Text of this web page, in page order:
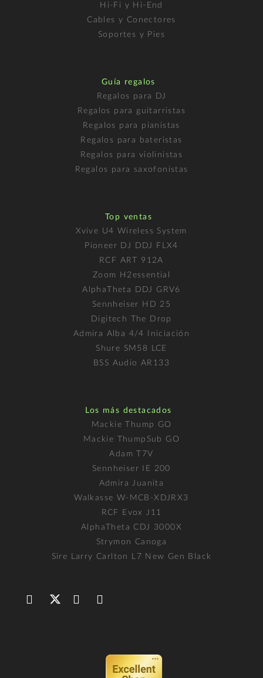
Hi-Fi y Hi-End
Cables y Conectores
Soportes y Pies
Guía regalos
Regalos para DJ
Regalos para guitarristas
Regalos para pianistas
Regalos para bateristas
Regalos para violinistas
Regalos para saxofonistas
Top ventas
Xvive U4 Wireless System
Pioneer DJ DDJ FLX4
RCF ART 912A
Zoom H2essential
AlphaTheta DDJ GRV6
Sennheiser HD 25
Digitech The Drop
Admira Alba 4/4 Iniciación
Shure SM58 LCE
BSS Audio AR133
Los más destacados
Mackie Thump GO
Mackie ThumpSub GO
Adam T7V
Sennheiser IE 200
Admira Juanita
Walkasse W-MCB-XDJRX3
RCF Evox J11
AlphaTheta CDJ 3000X
Strymon Canoga
Sire Larry Carlton L7 New Gen Black